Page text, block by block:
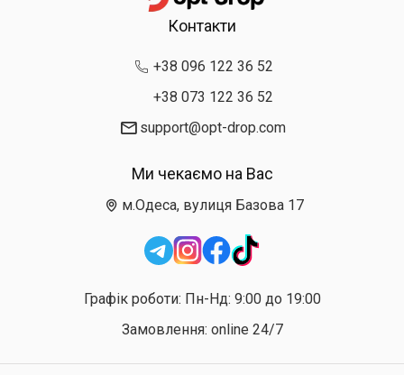
Контакти
+38 096 122 36 52
+38 073 122 36 52
support@opt-drop.com
Ми чекаємо на Вас
м.Одеса, вулиця Базова 17
Графік роботи: Пн-Нд: 9:00 до 19:00
Замовлення: online 24/7